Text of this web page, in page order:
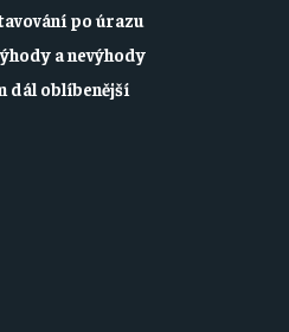
po úrazu
a nevýhody
dál oblíbenější